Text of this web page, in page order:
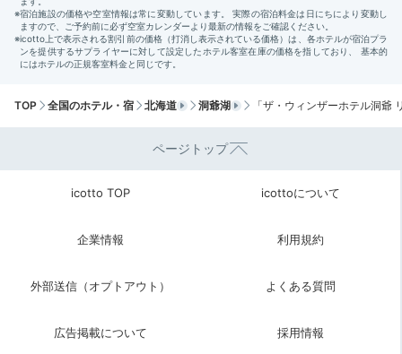
Cafe
15:00 ホテルから車で約1時間35分
スイーツリゾートで
移動中の小腹を満たそう♪
TOP 全国のホテル・宿 北海道 洞爺湖 「ザ・ウィンザーホテル洞爺
ページトップ
icotto TOP icottoについて
企業情報 利用規約
外部送信（オプトアウト） よくある質問
広告掲載について 採用情報